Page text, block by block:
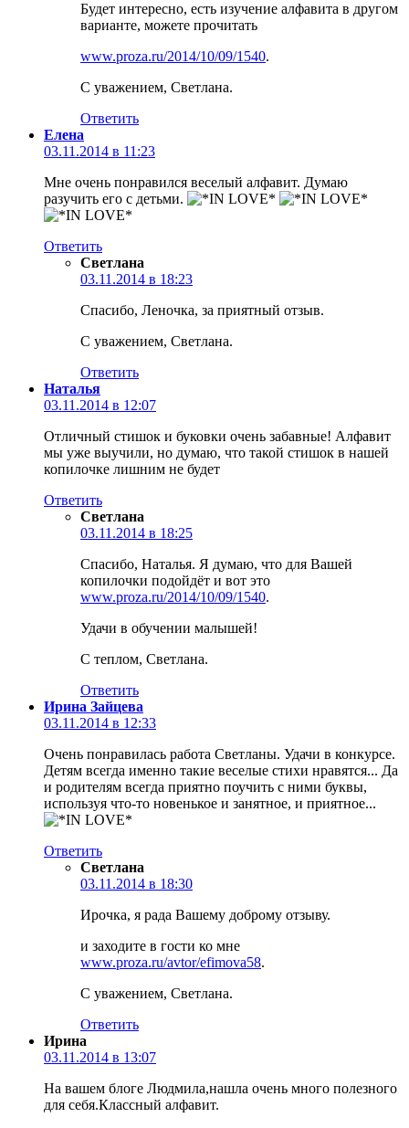
Будет интересно, есть изучение алфавита в другом
варианте, можете прочитать
www.proza.ru/2014/10/09/1540.
С уважением, Светлана.
Ответить
Елена
03.11.2014 в 11:23
Мне очень понравился веселый алфавит. Думаю
разучить его с детьми.
Ответить
Светлана
03.11.2014 в 18:23
Спасибо, Леночка, за приятный отзыв.
С уважением, Светлана.
Ответить
Наталья
03.11.2014 в 12:07
Отличный стишок и буковки очень забавные! Алфавит
мы уже выучили, но думаю, что такой стишок в нашей
копилочке лишним не будет
Ответить
Светлана
03.11.2014 в 18:25
Спасибо, Наталья. Я думаю, что для Вашей
копилочки подойдёт и вот это
www.proza.ru/2014/10/09/1540.
Удачи в обучении малышей!
С теплом, Светлана.
Ответить
Ирина Зайцева
03.11.2014 в 12:33
Очень понравилась работа Светланы. Удачи в конкурсе.
Детям всегда именно такие веселые стихи нравятся... Да
и родителям всегда приятно поучить с ними буквы,
используя что-то новенькое и занятное, и приятное...
Ответить
Светлана
03.11.2014 в 18:30
Ирочка, я рада Вашему доброму отзыву.
и заходите в гости ко мне
www.proza.ru/avtor/efimova58.
С уважением, Светлана.
Ответить
Ирина
03.11.2014 в 13:07
На вашем блоге Людмила,нашла очень много полезного
для себя.Классный алфавит.